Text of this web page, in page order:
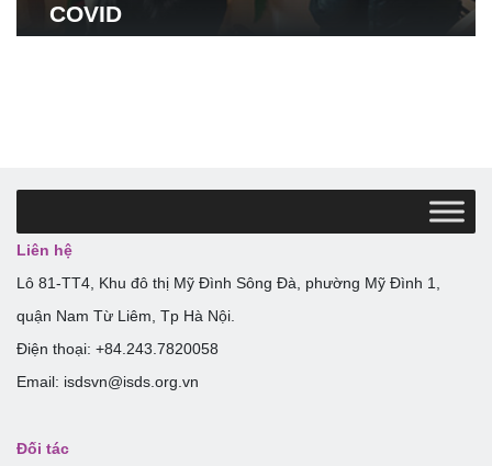
COVID
Liên hệ
Lô 81-TT4, Khu đô thị Mỹ Đình Sông Đà, phường Mỹ Đình 1,
quận Nam Từ Liêm, Tp Hà Nội.
Điện thoại: +84.243.7820058
Email: isdsvn@isds.org.vn
Đối tác